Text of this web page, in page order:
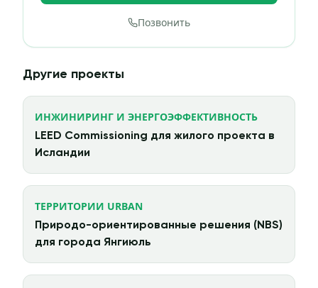
Позвонить
Другие проекты
ИНЖИНИРИНГ И ЭНЕРГОЭФФЕКТИВНОСТЬ
LEED Commissioning для жилого проекта в
Исландии
ТЕРРИТОРИИ URBAN
Природо-ориентированные решения (NBS)
для города Янгиюль